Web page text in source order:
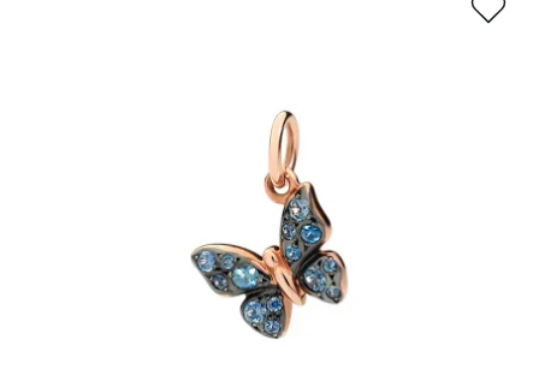
ROLEX CERTIFIED PRE-OWNED